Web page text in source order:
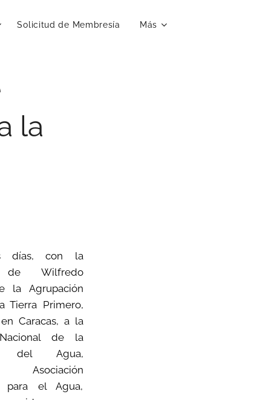
Solicitud de Membresía Más
la
días, con la
de Wilfredo
la Agrupación
Tierra Primero,
Caracas, a la
de la
del Agua,
Asociación
para el Agua,